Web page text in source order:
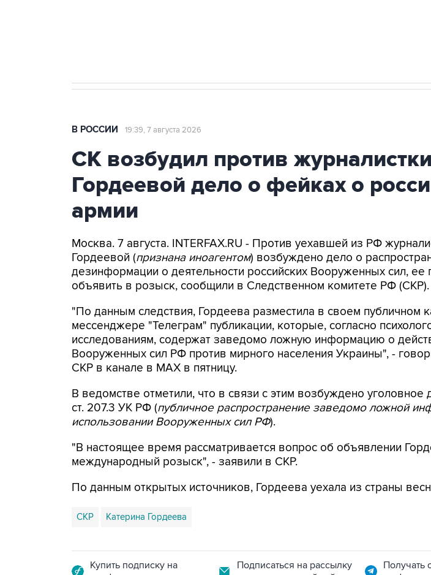
В РОССИИ 19:39, 7 августа 2026
СК возбудил против журналистки
Гордеевой дело о фейках о
армии
Москва. 7 августа. INTERFAX.RU - Против уехавшей из РФ
Гордеевой (признана иноагентом) возбуждено дело о
дезинформации о деятельности российских Вооруженных сил, ее
объявить в розыск, сообщили в Следственном комитете РФ (СКР).
"По данным следствия, Гордеева разместила в своем публичном
мессенджере "Телеграм" публикации, которые, согласно
исследованиям, содержат заведомо ложную информацию о
Вооруженных сил РФ против мирного населения Украины", -
СКР в канале в MAX в пятницу.
В ведомстве отметили, что в связи с этим возбуждено уголовное
ст. 207.3 УК РФ (публичное распространение заведомо ложной
использовании Вооруженных сил РФ).
"В настоящее время рассматривается вопрос об объявлении
международный розыск", - заявили в СКР.
По данным открытых источников, Гордеева уехала из страны
СКР Катерина Гордеева
Купить подписку на
Подписаться на рассылку
Получать